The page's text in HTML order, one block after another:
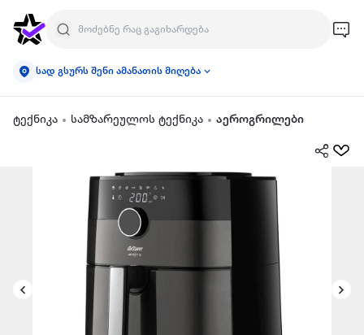
სად გსურს შენი ამანათის მიღება
ტექნიკა სამზარეულოს ტექნიკა აეროგრილები